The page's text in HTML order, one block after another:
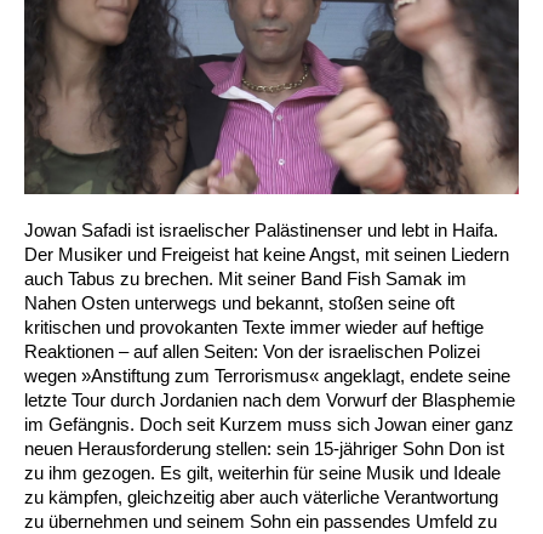
Jowan Safadi ist israelischer Palästinenser und lebt in Haifa.
Der Musiker und Freigeist hat keine Angst, mit seinen Liedern
auch Tabus zu brechen. Mit seiner Band Fish Samak im
Nahen Osten unterwegs und bekannt, stoßen seine oft
kritischen und provokanten Texte immer wieder auf heftige
Reaktionen – auf allen Seiten: Von der israelischen Polizei
wegen »Anstiftung zum Terrorismus« angeklagt, endete seine
letzte Tour durch Jordanien nach dem Vorwurf der Blasphemie
im Gefängnis. Doch seit Kurzem muss sich Jowan einer ganz
neuen Herausforderung stellen: sein 15-jähriger Sohn Don ist
zu ihm gezogen. Es gilt, weiterhin für seine Musik und Ideale
zu kämpfen, gleichzeitig aber auch väterliche Verantwortung
zu übernehmen und seinem Sohn ein passendes Umfeld zu